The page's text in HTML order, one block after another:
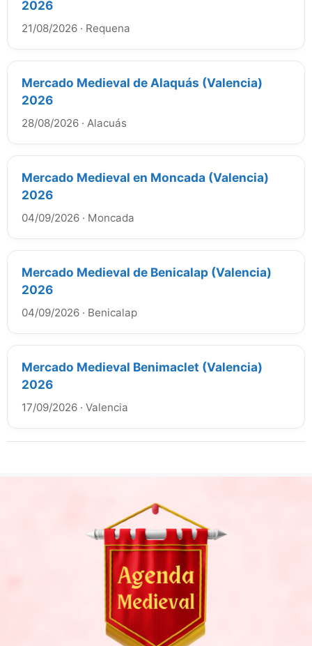
2026
21/08/2026 · Requena
Mercado Medieval de Alaquás (Valencia)
2026
28/08/2026 · Alacuás
Mercado Medieval en Moncada (Valencia)
2026
04/09/2026 · Moncada
Mercado Medieval de Benicalap (Valencia)
2026
04/09/2026 · Benicalap
Mercado Medieval Benimaclet (Valencia)
2026
17/09/2026 · Valencia